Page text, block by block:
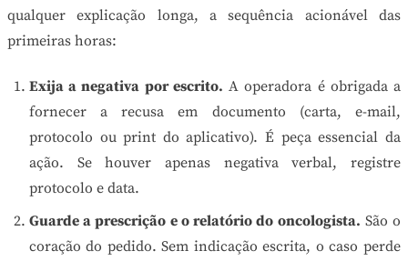
qualquer explicação longa, a sequência acionável das
primeiras horas:
Exija a negativa por escrito. A operadora é obrigada a
fornecer a recusa em documento (carta, e-mail,
protocolo ou print do aplicativo). É peça essencial da
ação. Se houver apenas negativa verbal, registre
protocolo e data.
Guarde a prescrição e o relatório do oncologista. São o
coração do pedido. Sem indicação escrita, o caso perde